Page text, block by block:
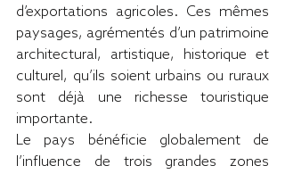
d’exportations agricoles. Ces mêmes
paysages, agrémentés d’un patrimoine
architectural, artistique, historique et
culturel, qu’ils soient urbains ou ruraux
sont déjà une richesse touristique
importante.
Le pays bénéficie globalement de
l’influence de trois grandes zones